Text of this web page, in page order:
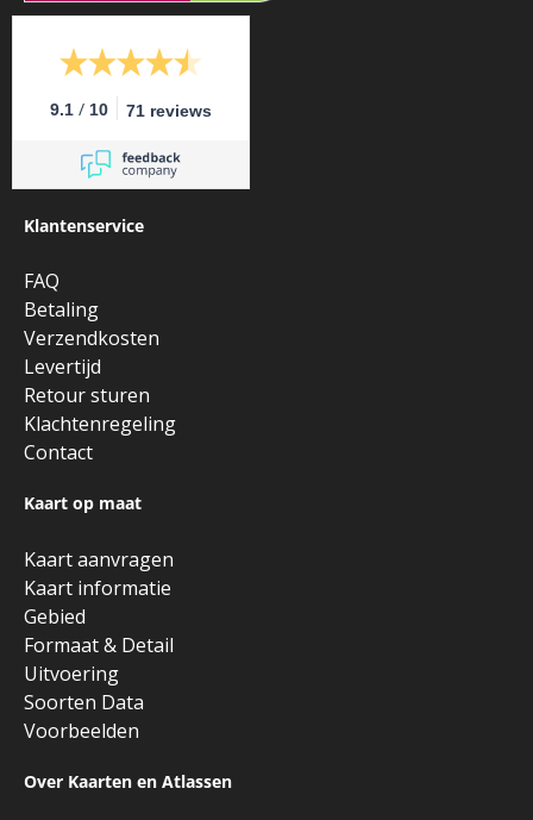
9.1 / 10 71 reviews
Klantenservice
FAQ
Betaling
Verzendkosten
Levertijd
Retour sturen
Klachtenregeling
Contact
Kaart op maat
Kaart aanvragen
Kaart informatie
Gebied
Formaat & Detail
Uitvoering
Soorten Data
Voorbeelden
Over Kaarten en Atlassen